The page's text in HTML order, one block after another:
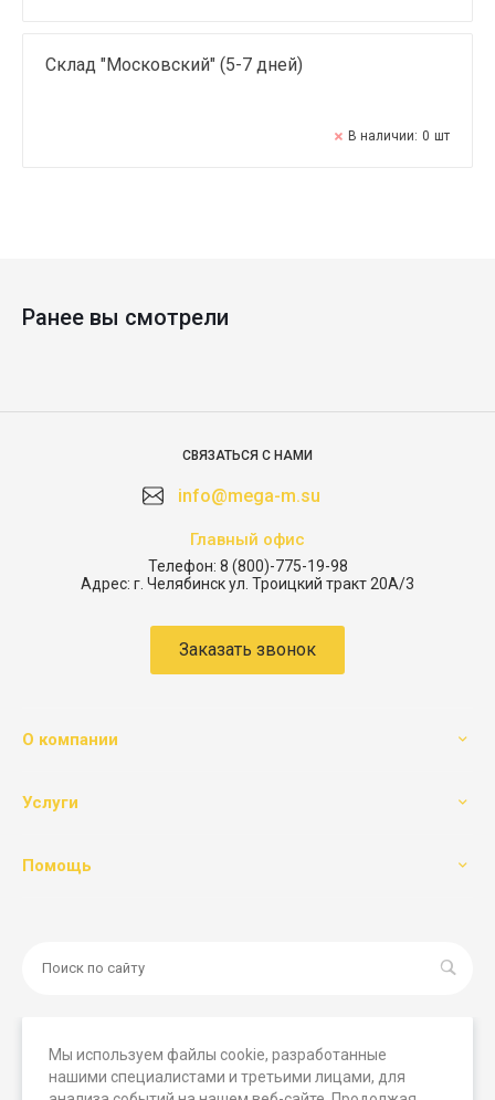
Мы используем файлы cookie, разработанные
нашими специалистами и третьими лицами, для
Склад "Московский" (5-7 дней)
В наличии: 0 шт
Ранее вы смотрели
СВЯЗАТЬСЯ С НАМИ
info@mega-m.su
Главный офис
Телефон: 8 (800)-775-19-98
Адрес: г. Челябинск ул. Троицкий тракт 20А/3
Заказать звонок
О компании
Услуги
Помощь
© 2026 Мегамашины, Все права защищены. Вся